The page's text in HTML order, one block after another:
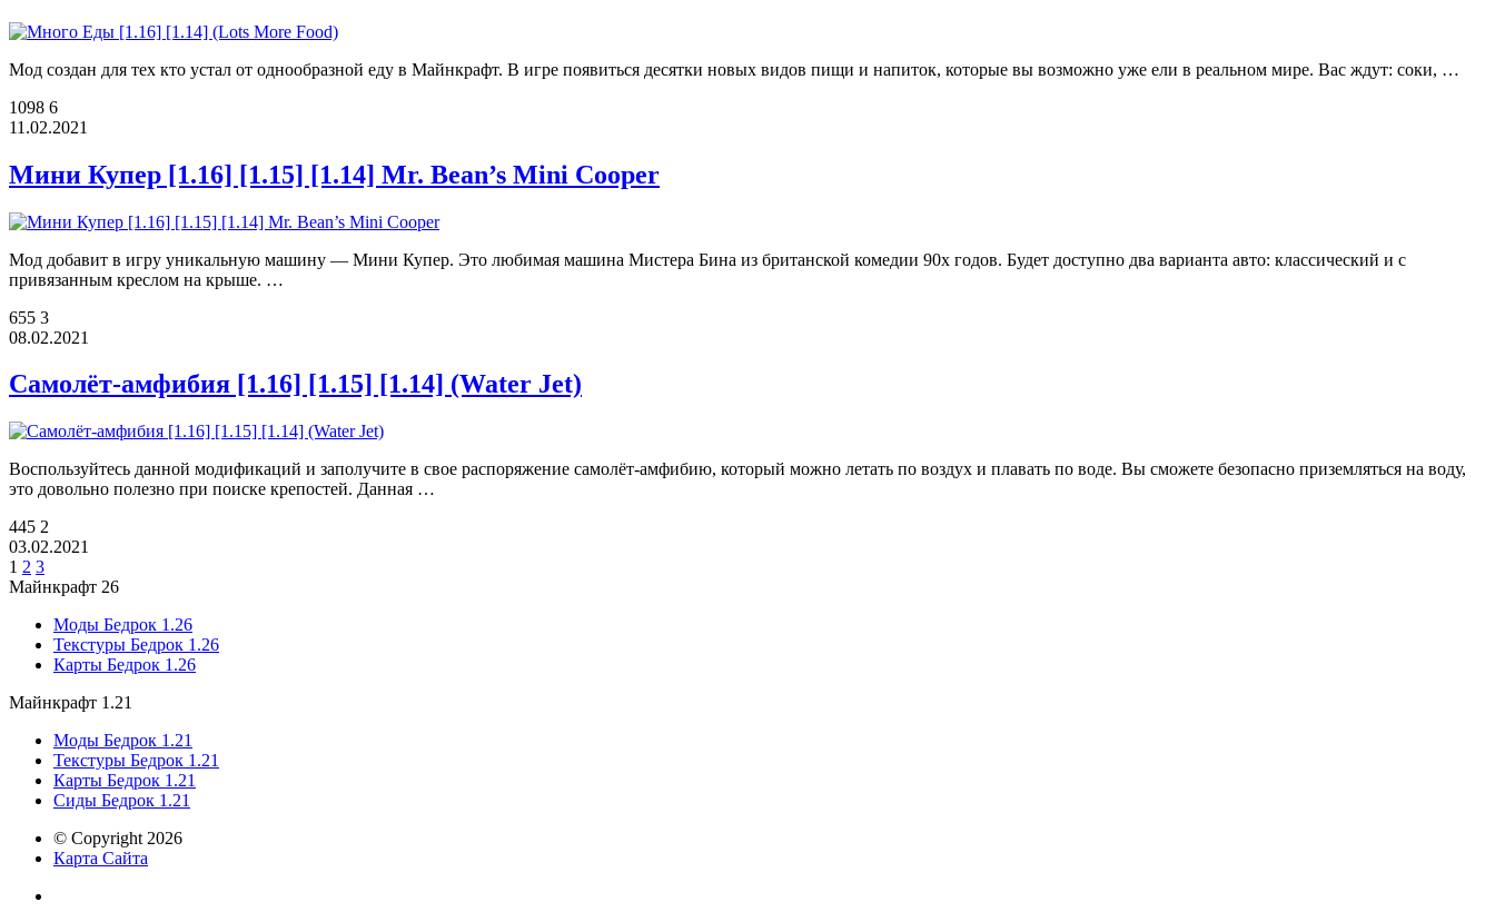
Мод создан для тех кто устал от однообразной еду в Майнкрафт. В игре появиться десятки новых видов пищи и напиток, которые вы возможно уже ели в реальном мире. Вас ждут: соки, …
1098 6
11.02.2021
Мини Купер [1.16] [1.15] [1.14] Mr. Bean’s Mini Cooper
Мод добавит в игру уникальную машину — Мини Купер. Это любимая машина Мистера Бина из британской комедии 90x годов. Будет доступно два варианта авто: классический и с
привязанным креслом на крыше. …
655 3
08.02.2021
Самолёт-амфибия [1.16] [1.15] [1.14] (Water Jet)
Воспользуйтесь данной модификаций и заполучите в свое распоряжение самолёт-амфибию, который можно летать по воздух и плавать по воде. Вы сможете безопасно приземляться на воду,
это довольно полезно при поиске крепостей. Данная …
445 2
03.02.2021
1 2 3
Майнкрафт 26
Моды Бедрок 1.26
Текстуры Бедрок 1.26
Карты Бедрок 1.26
Майнкрафт 1.21
Моды Бедрок 1.21
Текстуры Бедрок 1.21
Карты Бедрок 1.21
Сиды Бедрок 1.21
© Copyright 2026
Карта Сайта